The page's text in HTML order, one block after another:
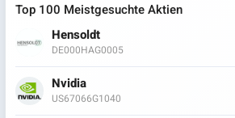
Top 100 Meistgesuchte Aktien
Hensoldt
DE000HAG0005
Nvidia
US67066G1040